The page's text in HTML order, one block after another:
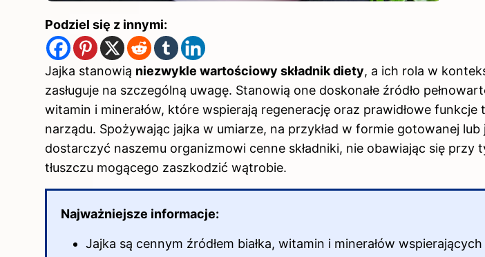
Podziel się z innymi:
Jajka stanowią niezwykle wartościowy składnik diety, a ich rola w
zasługuje na szczególną uwagę. Stanowią one doskonałe źródło
witamin i minerałów, które wspierają regenerację oraz prawidłowe funkcje
narządu. Spożywając jajka w umiarze, na przykład w formie gotowanej
dostarczyć naszemu organizmowi cenne składniki, nie obawiając się przy
tłuszczu mogącego zaszkodzić wątrobie.
Najważniejsze informacje:
Jajka są cennym źródłem białka, witamin i minerałów